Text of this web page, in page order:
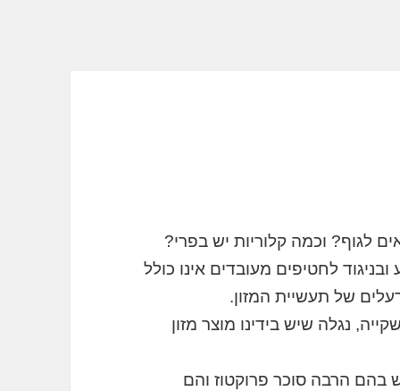
לגוף? וכמה קלוריות יש בפרי?
לחטיפים מעובדים אינו כולל
של תעשיית המזון.
נגלה שיש בידינו מוצר מזון
בהם הרבה סוכר פרוקטוז והם